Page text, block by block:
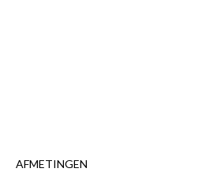
AFMETINGEN